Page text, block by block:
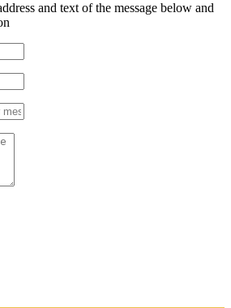
and text of the message below and